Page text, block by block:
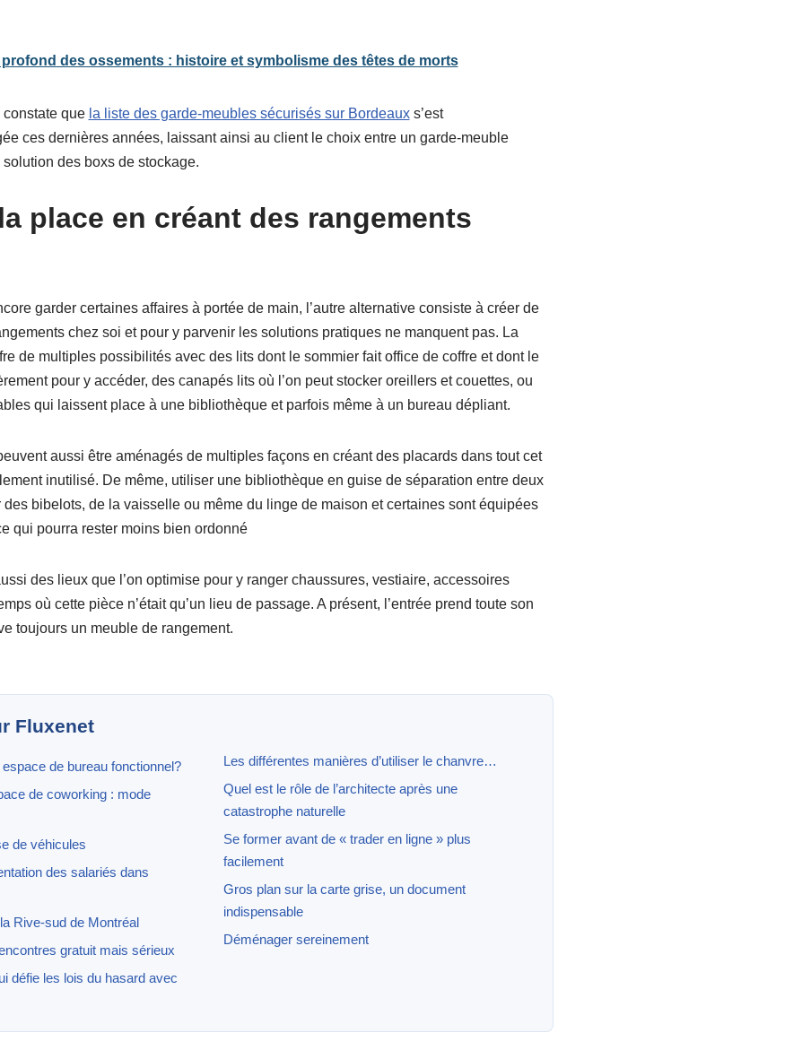
profond des ossements : histoire et symbolisme des têtes de morts
que la liste des garde-meubles sécurisés sur Bordeauxs’est
ces dernières années, laissant ainsi au client le choix entre un garde-meuble
des boxs de stockage.
place en créant des rangements
garder certaines affaires à portée de main, l’autre alternative consiste à créer de
chez soi et pour y parvenir les solutions pratiques ne manquent pas. La
de multiples possibilités avec des lits dont le sommier fait office de coffre et dont le
pour y accéder, des canapés lits où l’on peut stocker oreillers et couettes, ou
qui laissent place à une bibliothèque et parfois même à un bureau dépliant.
aussi être aménagés de multiples façons en créant des placards dans tout cet
inutilisé. De même, utiliser une bibliothèque en guise de séparation entre deux
des bibelots, de la vaisselle ou même du linge de maison et certaines sont équipées
qui pourra rester moins bien ordonné
des lieux que l’on optimise pour y ranger chaussures, vestiaire, accessoires
où cette pièce n’était qu’un lieu de passage. A présent, l’entrée prend toute son
toujours un meuble de rangement.
Fluxenet
de bureau fonctionnel?
de coworking : mode
de véhicules
des salariés dans
Rive-sud de Montréal
gratuit mais sérieux
défie les lois du hasard avec
Les différentes manières d’utiliser le chanvre…
Quel est le rôle de l’architecte après une
catastrophe naturelle
Se former avant de « trader en ligne » plus
facilement
Gros plan sur la carte grise, un document
indispensable
Déménager sereinement